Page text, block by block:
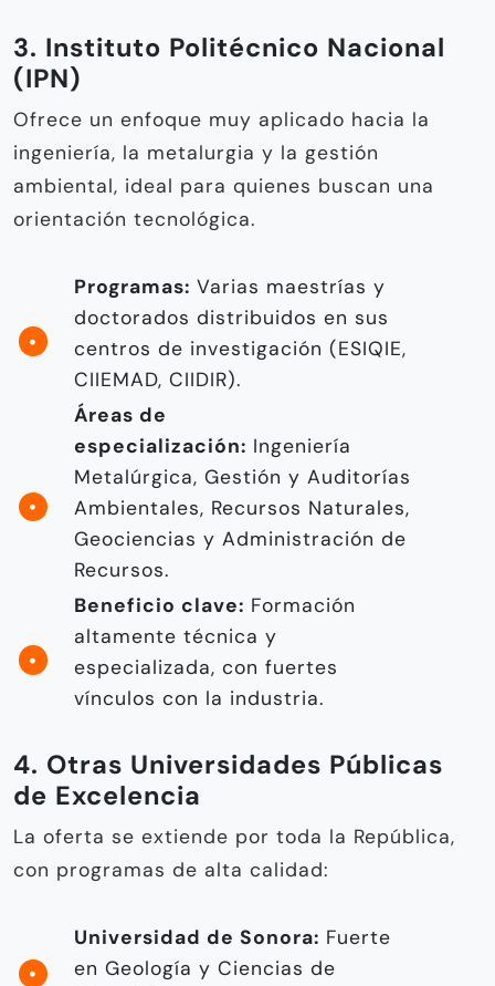
3. Instituto Politécnico Nacional
(IPN)
Ofrece un enfoque muy aplicado hacia la
ingeniería, la metalurgia y la gestión
ambiental, ideal para quienes buscan una
orientación tecnológica.
Programas: Varias maestrías y
doctorados distribuidos en sus
centros de investigación (ESIQIE,
CIIEMAD, CIIDIR).
Áreas de
especialización: Ingeniería
Metalúrgica, Gestión y Auditorías
Ambientales, Recursos Naturales,
Geociencias y Administración de
Recursos.
Beneficio clave: Formación
altamente técnica y
especializada, con fuertes
vínculos con la industria.
4. Otras Universidades Públicas
de Excelencia
La oferta se extiende por toda la República,
con programas de alta calidad:
Universidad de Sonora: Fuerte
en Geología y Ciencias de